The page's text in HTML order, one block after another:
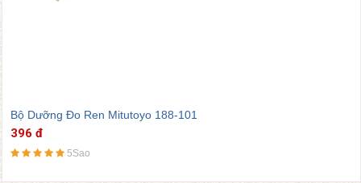
Bộ Dưỡng Đo Ren Mitutoyo 188-101
396 đ
5Sao